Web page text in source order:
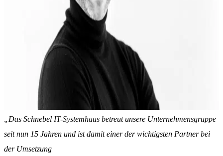
„Das Schnebel IT-Systemhaus betreut unsere Unternehmensgruppe
seit nun 15 Jahren und ist damit einer der wichtigsten Partner bei
der Umsetzung